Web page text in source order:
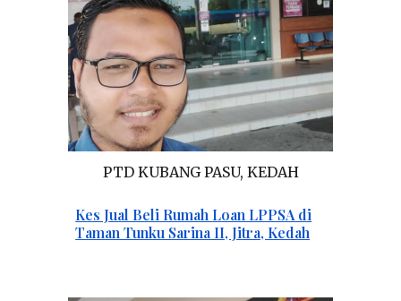
PTD KUBANG PASU, KEDAH
Kes Jual Beli Rumah Loan LPPSA di
Taman Tunku Sarina II, Jitra, Kedah